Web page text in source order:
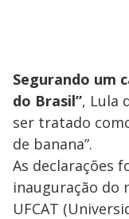
Segurando um
do Brasil”, Lula
ser tratado
de banana”.
As declarações
inauguração do
UFCAT